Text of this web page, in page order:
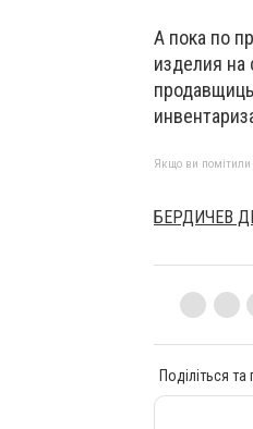
А пока по
изделия на
Якщо ви помітили
БЕРДИЧЕВ
Поділіться